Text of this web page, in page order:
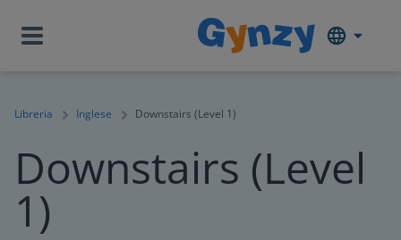
Libreria Inglese Downstairs (Level 1)
Downstairs (Level
1)